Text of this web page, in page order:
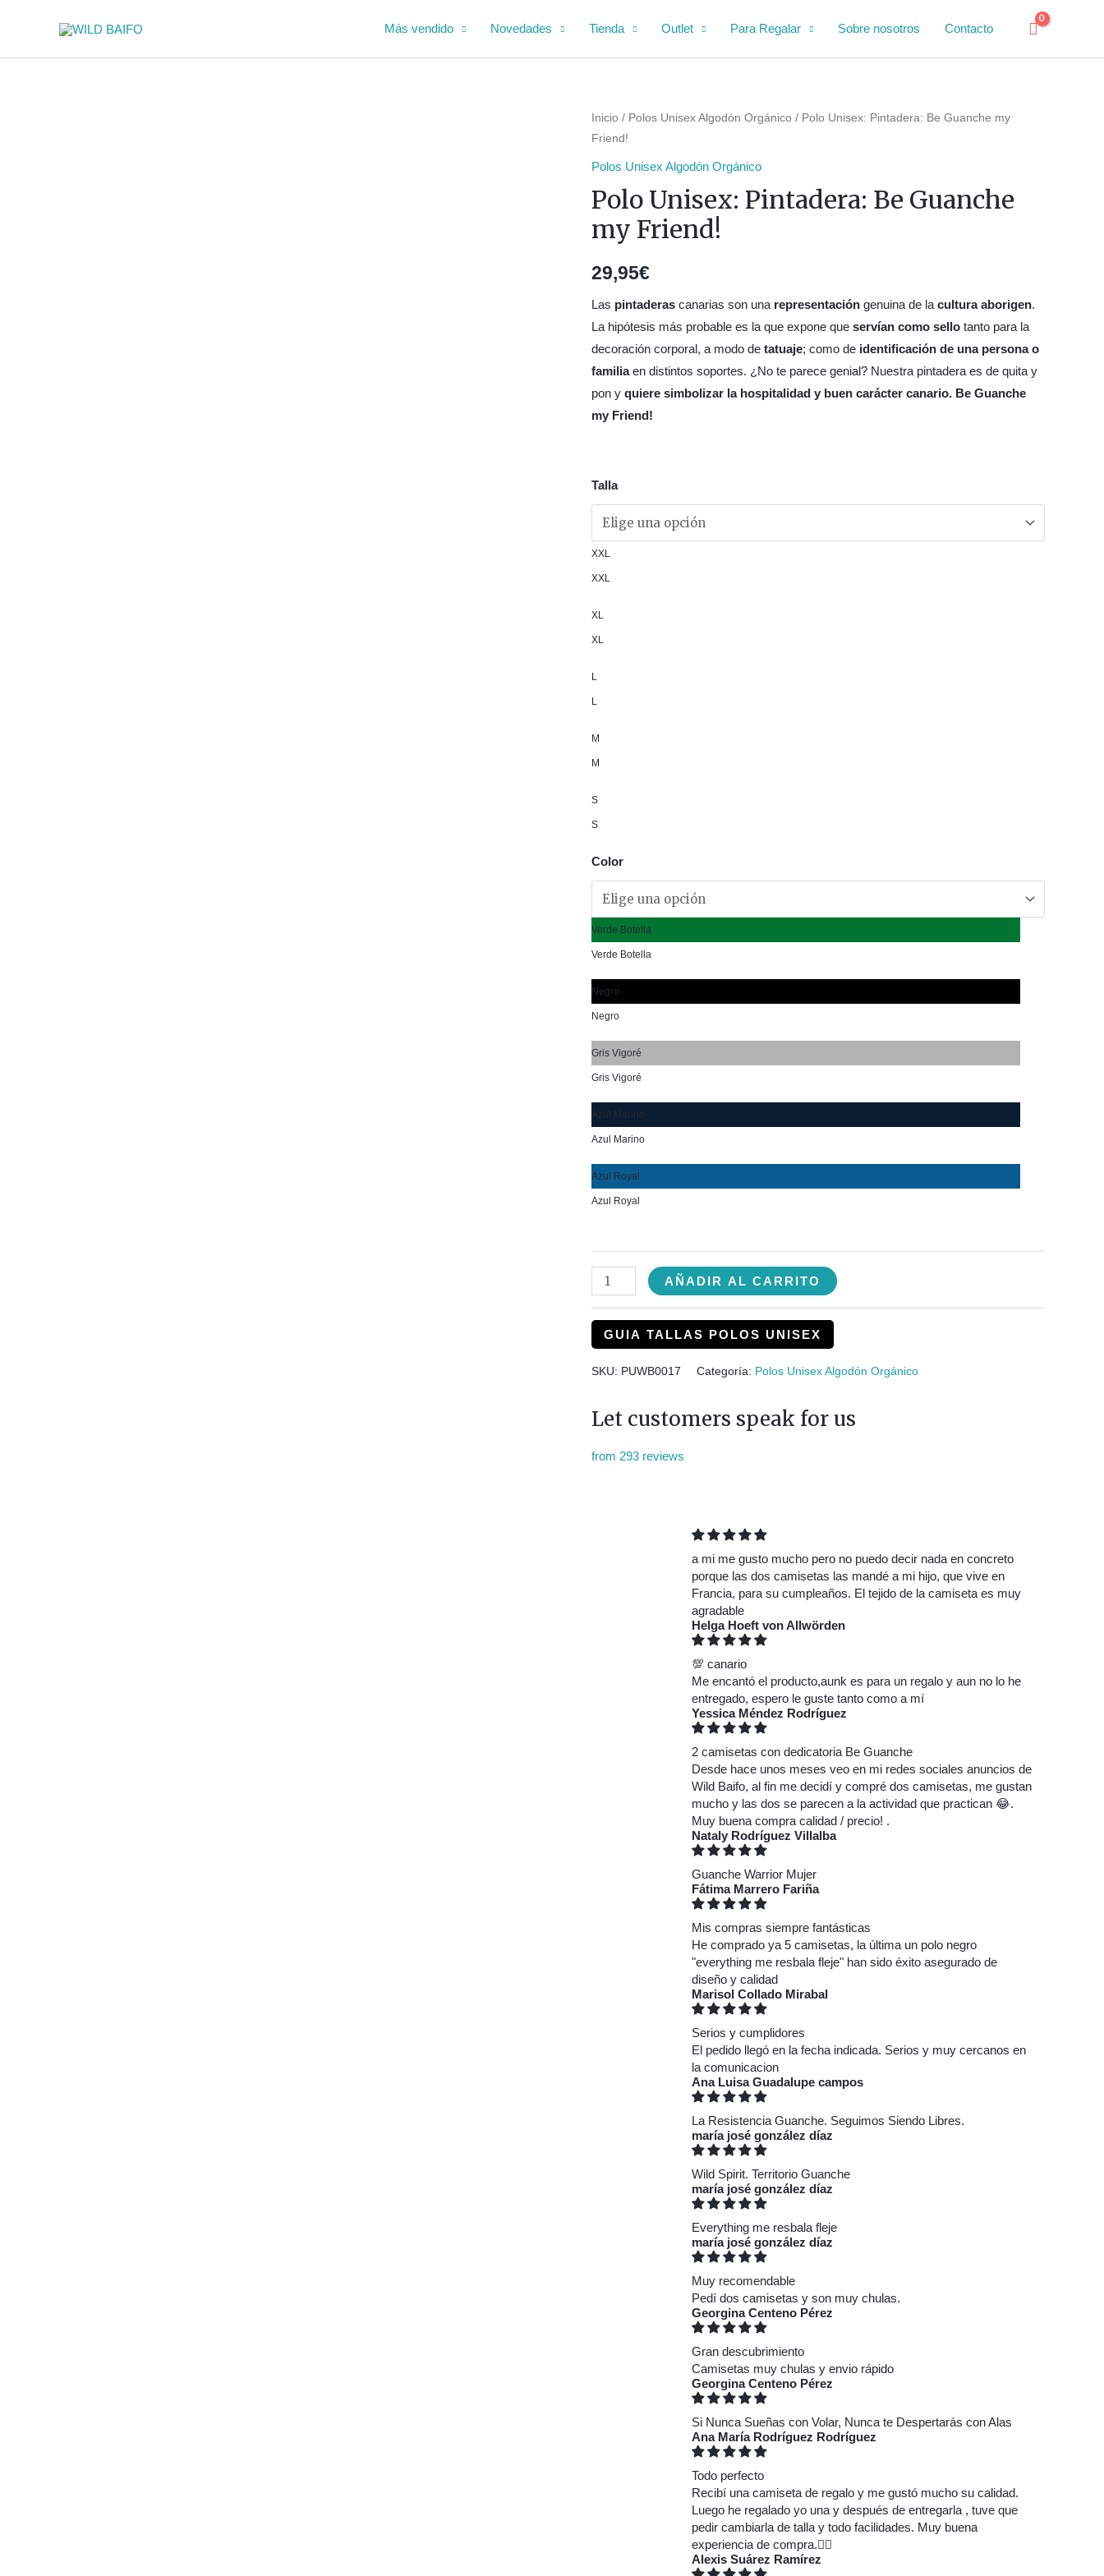
Más vendido Novedades Tienda Outlet Para Regalar Sobre nosotros Contacto
Inicio / Polos Unisex Algodón Orgánico / Polo Unisex: Pintadera: Be Guanche my
Friend!
Polos Unisex Algodón Orgánico
Polo Unisex: Pintadera: Be Guanche
my Friend!
29,95€
Las pintaderas canarias son una representación genuina de la cultura aborigen.
La hipótesis más probable es la que expone que servían como sello tanto para la
decoración corporal, a modo de tatuaje; como de identificación de una persona o
familiaen distintos soportes. ¿No te parece genial? Nuestra pintadera es de quita y
pon y quiere simbolizar la hospitalidad y buen carácter canario. Be Guanche
my Friend!
Talla
XXL
XXL
XL
XL
L
L
M
M
S
S
Color
Verde Botella
Verde Botella
Negro
Negro
Gris Vigoré
Gris Vigoré
Azul Marino
Azul Marino
Azul Royal
Azul Royal
AÑADIR AL CARRITO
GUIA TALLAS POLOS UNISEX
SKU: PUWB0017 Categoría: Polos Unisex Algodón Orgánico
Let customers speak for us
from 293 reviews
a mi me gusto mucho pero no puedo decir nada en concreto
porque las dos camisetas las mandé a mi hijo, que vive en
Francia, para su cumpleaños. El tejido de la camiseta es muy
agradable
Helga Hoeft von Allwörden
💯 canario
Me encantó el producto,aunk es para un regalo y aun no lo he
entregado, espero le guste tanto como a mí
Yessica Méndez Rodríguez
2 camisetas con dedicatoria Be Guanche
Desde hace unos meses veo en mi redes sociales anuncios de
Wild Baifo, al fin me decidí y compré dos camisetas, me gustan
mucho y las dos se parecen a la actividad que practican 😂.
Muy buena compra calidad / precio! .
Nataly Rodríguez Villalba
Guanche Warrior Mujer
Fátima Marrero Fariña
Mis compras siempre fantásticas
He comprado ya 5 camisetas, la última un polo negro
"everything me resbala fleje" han sido éxito asegurado de
diseño y calidad
Marisol Collado Mirabal
Serios y cumplidores
El pedido llegó en la fecha indicada. Serios y muy cercanos en
la comunicacion
Ana Luisa Guadalupe campos
La Resistencia Guanche. Seguimos Siendo Libres.
maría josé gonzález díaz
Wild Spirit. Territorio Guanche
maría josé gonzález díaz
Everything me resbala fleje
maría josé gonzález díaz
Muy recomendable
Pedí dos camisetas y son muy chulas.
Georgina Centeno Pérez
Gran descubrimiento
Camisetas muy chulas y envio rápido
Georgina Centeno Pérez
Si Nunca Sueñas con Volar, Nunca te Despertarás con Alas
Ana María Rodríguez Rodríguez
Todo perfecto
Recibí una camiseta de regalo y me gustó mucho su calidad.
Luego he regalado yo una y después de entregarla , tuve que
pedir cambiarla de talla y todo facilidades. Muy buena
experiencia de compra.👍🏼
Alexis Suárez Ramírez